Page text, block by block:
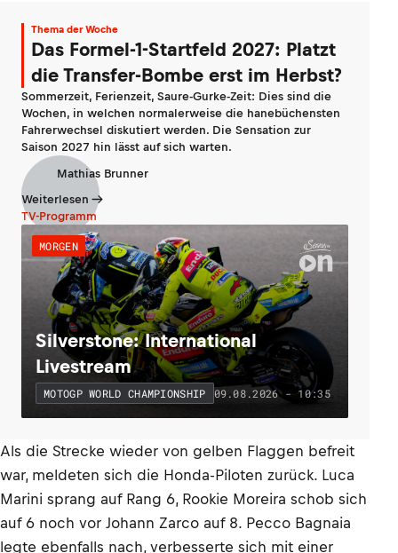
Thema der Woche
Das Formel-1-Startfeld 2027: Platzt
die Transfer-Bombe erst im Herbst?
Sommerzeit, Ferienzeit, Saure-Gurke-Zeit: Dies sind die
Wochen, in welchen normalerweise die hanebüchensten
Fahrerwechsel diskutiert werden. Die Sensation zur
Saison 2027 hin lässt auf sich warten.
Mathias Brunner
Weiterlesen
TV-Programm
MORGEN
Silverstone: International
Livestream
MOTOGP WORLD CHAMPIONSHIP 09.08.2026 - 10:35
Als die Strecke wieder von gelben Flaggen befreit
war, meldeten sich die Honda-Piloten zurück. Luca
Marini sprang auf Rang 6, Rookie Moreira schob sich
auf 6 noch vor Johann Zarco auf 8. Pecco Bagnaia
legte ebenfalls nach, verbesserte sich mit einer